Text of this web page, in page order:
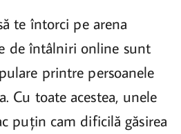
te întorci pe arena
de întâlniri online sunt
printre persoanele
Cu toate acestea, unele
puțin cam dificilă găsirea